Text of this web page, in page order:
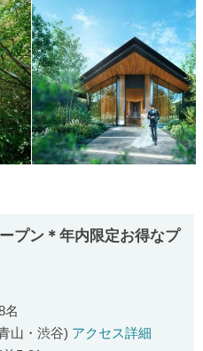
プン＊年内限定お得なプ
評価
名
山・渋谷) アクセス詳細